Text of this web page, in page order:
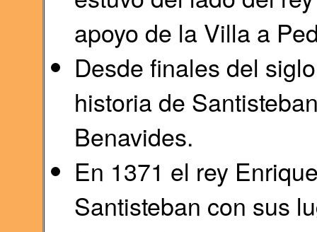
apoyo de la Villa a
Desde finales del
historia de
Benavides.
En 1371 el rey
Santisteban con sus